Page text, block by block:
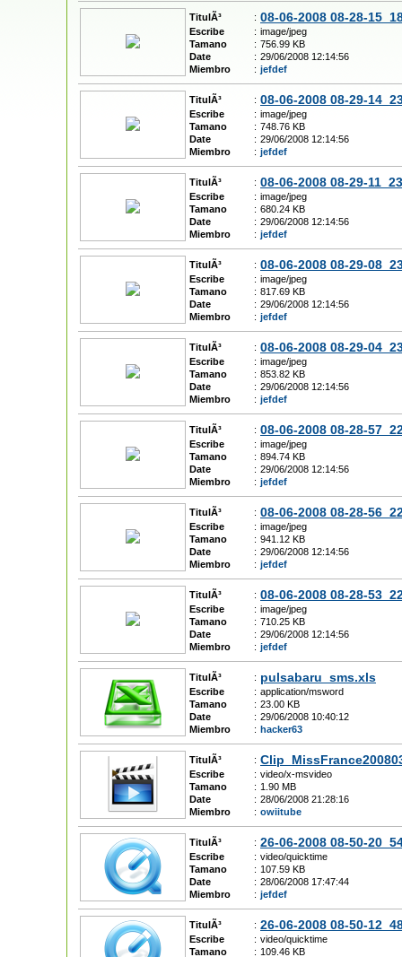
TitulÃ³ : 08-06-2008 08-28-
Escribe : image/jpeg
Tamano
: 756.99 KB
Date
: 29/06/2008 12:14:56
Miembro
: jefdef
TitulÃ³ : 08-06-2008 08-29-
Escribe : image/jpeg
Tamano
: 748.76 KB
Date
: 29/06/2008 12:14:56
Miembro
: jefdef
TitulÃ³ : 08-06-2008 08-29-
Escribe : image/jpeg
Tamano
: 680.24 KB
Date
: 29/06/2008 12:14:56
Miembro
: jefdef
TitulÃ³ : 08-06-2008 08-29-
Escribe : image/jpeg
Tamano
: 817.69 KB
Date
: 29/06/2008 12:14:56
Miembro
: jefdef
TitulÃ³ : 08-06-2008 08-29-
Escribe : image/jpeg
Tamano
: 853.82 KB
Date
: 29/06/2008 12:14:56
Miembro
: jefdef
TitulÃ³ : 08-06-2008 08-28-
Escribe : image/jpeg
Tamano
: 894.74 KB
Date
: 29/06/2008 12:14:56
Miembro
: jefdef
TitulÃ³ : 08-06-2008 08-28-
Escribe : image/jpeg
Tamano
: 941.12 KB
Date
: 29/06/2008 12:14:56
Miembro
: jefdef
TitulÃ³ : 08-06-2008 08-28-
Escribe : image/jpeg
Tamano
: 710.25 KB
Date
: 29/06/2008 12:14:56
Miembro
: jefdef
TitulÃ³ : pulsabaru_sms.xls
Escribe : application/msword
Tamano
: 23.00 KB
Date
: 29/06/2008 10:40:12
Miembro
: hacker63
TitulÃ³ :
Escribe : video/x-msvideo
Tamano
: 1.90 MB
Date
: 28/06/2008 21:28:16
Miembro
: owiitube
TitulÃ³ : 26-06-2008 08-50-
Escribe : video/quicktime
Tamano
: 107.59 KB
Date
: 28/06/2008 17:47:44
Miembro
: jefdef
TitulÃ³ : 26-06-2008 08-50-
Escribe : video/quicktime
Tamano
: 109.46 KB